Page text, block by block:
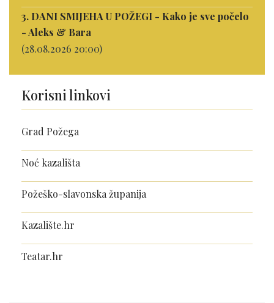
3. DANI SMIJEHA U POŽEGI - Kako je sve počelo
- Aleks & Bara
(28.08.2026 20:00)
Korisni linkovi
Grad Požega
Noć kazališta
Požeško-slavonska županija
Kazalište.hr
Teatar.hr